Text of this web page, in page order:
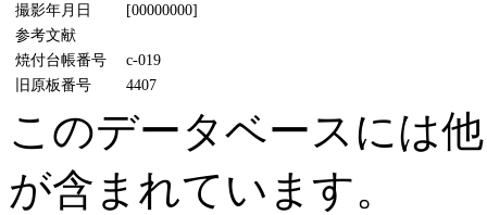
撮影年月日
[00000000]
参考文献
焼付台帳番号
c-019
旧原板番号
4407
このデータベースには
が含まれています。